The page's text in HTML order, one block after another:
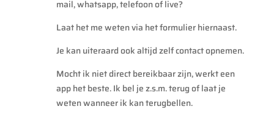
mail, whatsapp, telefoon of live?
Laat het me weten via het formulier hiernaast.
Je kan uiteraard ook altijd zelf contact opnemen.
Mocht ik niet direct bereikbaar zijn, werkt een
app het beste. Ik bel je z.s.m. terug of laat je
weten wanneer ik kan terugbellen.